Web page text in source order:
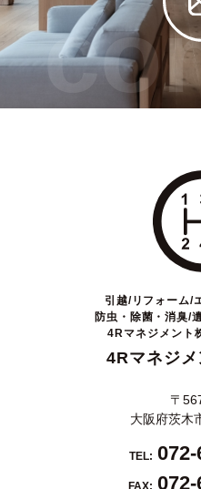
引越/リフォーム/
防虫・除菌・消臭/
4Rマネジメント
4Rマネジ
〒
大阪府茨木
TEL: 072-